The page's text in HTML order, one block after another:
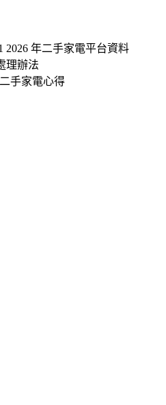
2026 年二手家電平台資料
理辦法
手家電心得